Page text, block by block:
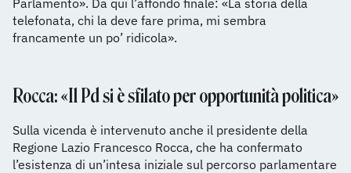
Parlamento». Da qui l’affondo finale: «La storia della
telefonata, chi la deve fare prima, mi sembra
francamente un po’ ridicola».
Rocca: «Il Pd si è sfilato per opportunità politica»
Sulla vicenda è intervenuto anche il presidente della
Regione Lazio Francesco Rocca, che ha confermato
l’esistenza di un’intesa iniziale sul percorso parlamentare